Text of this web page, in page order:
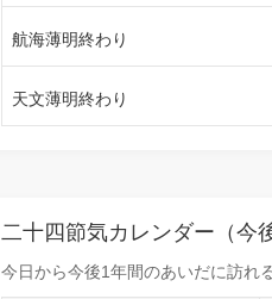
航海薄明終わり
天文薄明終わり
二十四節気カレンダー（今
今日から今後1年間のあいだに訪れ